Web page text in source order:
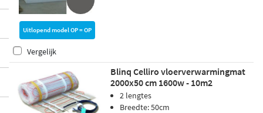
Uitlopend model OP = OP
Vergelijk
Blinq Celliro vloerverwarmingmat
2000x50 cm 1600w - 10m2
2 lengtes
Breedte: 50cm